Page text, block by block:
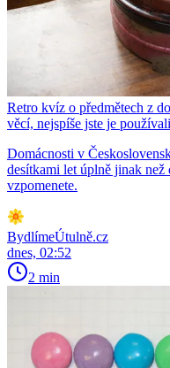
Retro kvíz o předmětech z
věcí, nejspíše jste je
Domácnosti v
desítkami let úplně jinak než
vzpomenete.
BydlímeÚtulně.cz
dnes, 02:52
2 min